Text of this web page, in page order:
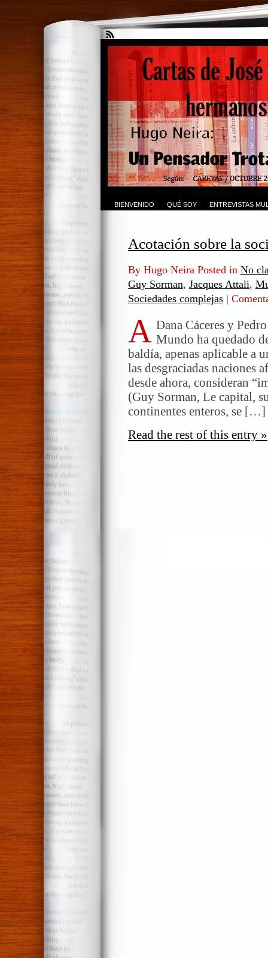
BIENVENIDO QUÉ SOY ENTREVISTAS
Acotación sobre la
By Hugo Neira Posted in No
Guy Sorman, Jacques Attali,
Sociedades complejas |
A Dana Cáceres y
Mundo ha quedado
baldía, apenas aplicable a
las desgraciadas naciones
desde ahora, consideran
(Guy Sorman, Le capital,
continentes enteros, se […]
Read the rest of this entry »